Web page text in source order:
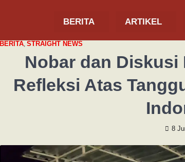
BERITA ARTIKEL
BERITA, STRAIGHT NEWS
Nobar dan Diskusi
Refleksi Atas
8